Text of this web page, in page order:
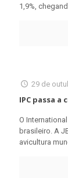
1,9%,
29 de
IPC passa
O
brasileiro. A
avicultura